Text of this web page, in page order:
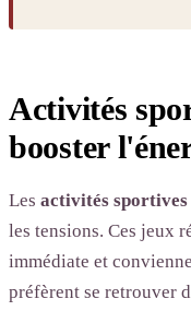
Activités
booster
Les activités sportives
les tensions. Ces jeux
immédiate et
préfèrent se retrouver